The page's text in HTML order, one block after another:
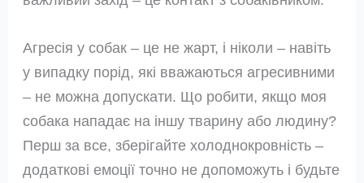
Агресія у собак – це не жарт, і ніколи – навіть
у випадку порід, які вважаються агресивними
– не можна допускати. Що робити, якщо моя
собака нападає на іншу тварину або людину?
Перш за все, зберігайте холоднокровність –
додаткові емоції точно не допоможуть і будьте